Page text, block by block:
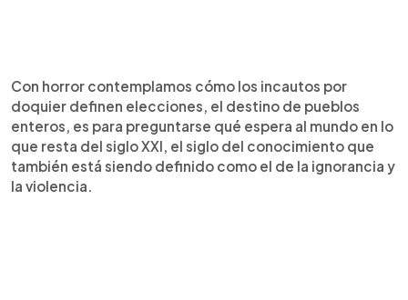
Con horror contemplamos cómo los incautos por
doquier definen elecciones, el destino de pueblos
enteros, es para preguntarse qué espera al mundo en lo
que resta del siglo XXI, el siglo del conocimiento que
también está siendo definido como el de la ignorancia y
la violencia.